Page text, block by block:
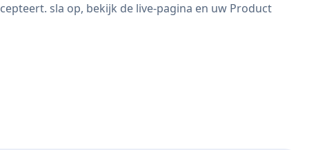
sla op, bekijk de live-pagina en uw Product